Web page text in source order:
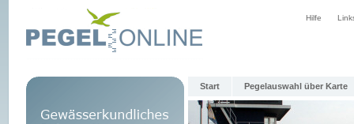
Hilfe
Start Pegelauswahl über Karte